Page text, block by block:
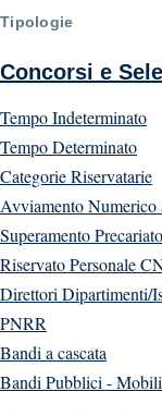
Tipologie
Concorsi e
Tempo Indeterminato
Tempo Determinato
Categorie Riservatarie
Avviamento Numerico
Superamento Precariato
Riservato Personale
Direttori Dipartimenti/
PNRR
Bandi a cascata
Bandi Pubblici -